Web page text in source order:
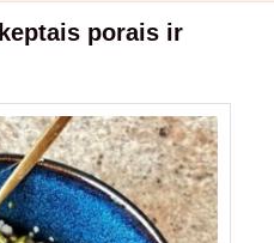
porais ir